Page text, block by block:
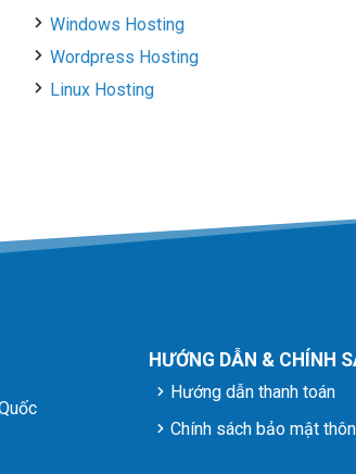
Windows Hosting
Wordpress Hosting
Linux Hosting
HƯỚNG DẪN & CHÍNH
Hướng dẫn thanh toán
Chính sách bảo mật